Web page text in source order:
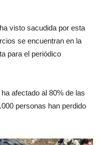
visto sacudida por esta
se encuentran en la
para el periódico
afectado al 80% de las
personas han perdido